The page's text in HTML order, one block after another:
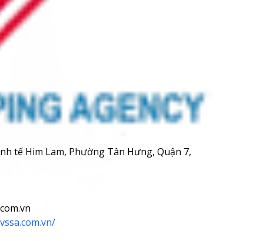
tế Him Lam, Phường Tân Hưng, Quận 7,